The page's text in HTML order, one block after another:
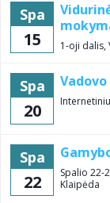
Spa
15 1-oji dalis,
Spa
20
Spa
22
Spalio 22-
Klaipėda